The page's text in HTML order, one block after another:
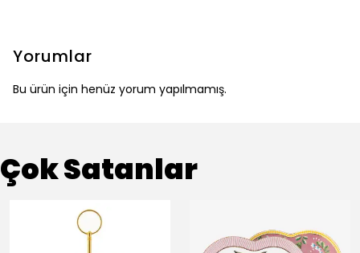
Yorumlar
Bu ürün için henüz yorum yapılmamış.
Çok Satanlar